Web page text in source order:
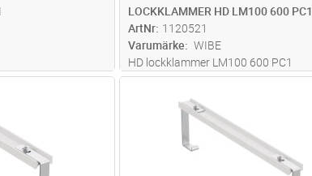
LOCKKLAMMER HD LM100 600 PC1
ArtNr 1120521
Varumärke
WIBE
HD lockklammer LM100 600 PC1